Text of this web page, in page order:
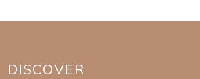
DISCOVER